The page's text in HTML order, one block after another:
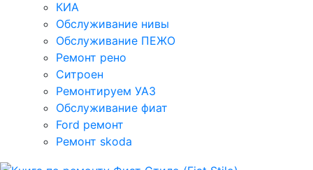
КИА
Обслуживание нивы
Обслуживание ПЕЖО
Ремонт рено
Ситроен
Ремонтируем УАЗ
Обслуживание фиат
Ford ремонт
Ремонт skoda